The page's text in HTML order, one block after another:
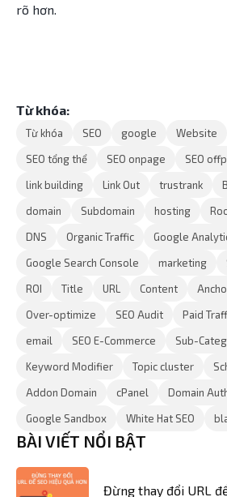
rõ hơn.
Từ khóa:
Từ khóa SEO google Website
SEO tổng thể
SEO onpage SEO
link building
Link Out trustrank
domain
Subdomain hosting
DNS
Organic Traffic
Google
Google Search Console
marketing
ROI
Title URL Content
Over-optimize
SEO Audit Paid
email
SEO E-Commerce Sub-
Keyword Modifier
Topic cluster
Addon Domain
cPanel
Domain
Google Sandbox
White Hat SEO
BÀI VIẾT NỔI BẬT
Đừng thay đổi URL